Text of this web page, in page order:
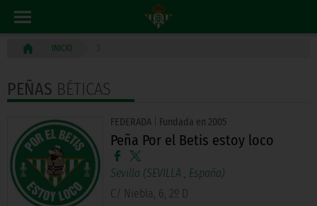
INICIO 3
PEÑAS BÉTICAS
FEDERADA| Fundada en 2005
Peña Por el Betis estoy loco
Sevilla (SEVILLA , España)
C/ Niebla, 6, 2º D